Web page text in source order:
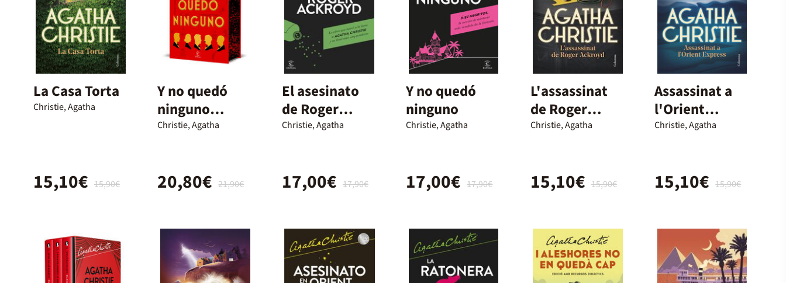
La Casa Torta
Christie, Agatha
15,90€
15,10€
Y no quedó
ninguno
(Edición
tintados)
Christie, Agatha
21,90€
20,80€
El asesinato
de Roger
Ackroyd
Christie, Agatha
17,90€
17,00€
Y no quedó
ninguno
Christie, Agatha
17,90€
17,00€
L'assassinat
de Roger
Ackroyd
Christie, Agatha
15,90€
15,10€
Assassinat a
l'Orient
Express
Christie, Agatha
15,90€
15,10€